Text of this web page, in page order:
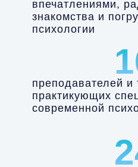
преподавателей и
практикующих
современной
впечатлениями,
знакомства и
психологии